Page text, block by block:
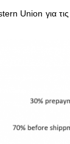
Union για